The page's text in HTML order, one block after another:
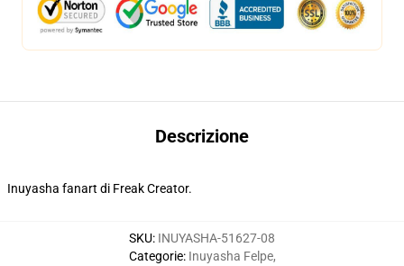
Descrizione
Inuyasha fanart di Freak Creator.
SKU: INUYASHA-51627-08
Categorie: Inuyasha Felpe,